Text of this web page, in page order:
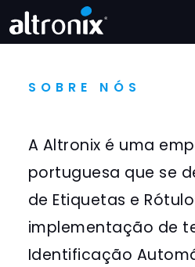
SOBRE NÓS
A Altronix é uma
portuguesa que se
de Etiquetas e
implementação de
Identificação